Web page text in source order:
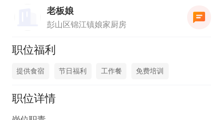
老板娘
彭山区锦江镇娘家厨房
职位福利
提供食宿 节日福利 工作餐 免费培训
职位详情